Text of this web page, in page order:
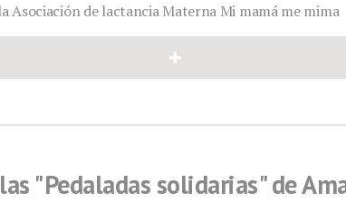
Asociación de lactancia Materna Mi mamá me mima
"Pedaladas solidarias" de